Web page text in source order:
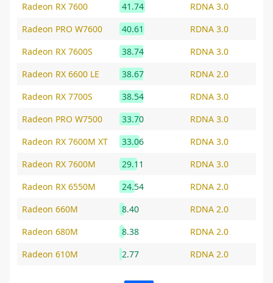
Radeon RX 7600 41.74
RDNA 3.0
Radeon PRO W7600
40.61
RDNA 3.0
Radeon RX 7600S
38.74
RDNA 3.0
Radeon RX 6600 LE
38.67
RDNA 2.0
Radeon RX 7700S
38.54
RDNA 3.0
Radeon PRO W7500
33.70
RDNA 3.0
Radeon RX 7600M XT
33.06
RDNA 3.0
Radeon RX 7600M
29.11
RDNA 3.0
Radeon RX 6550M
24.54
RDNA 2.0
Radeon 660M
8.40
RDNA 2.0
Radeon 680M
8.38
RDNA 2.0
Radeon 610M
2.77 RDNA 2.0